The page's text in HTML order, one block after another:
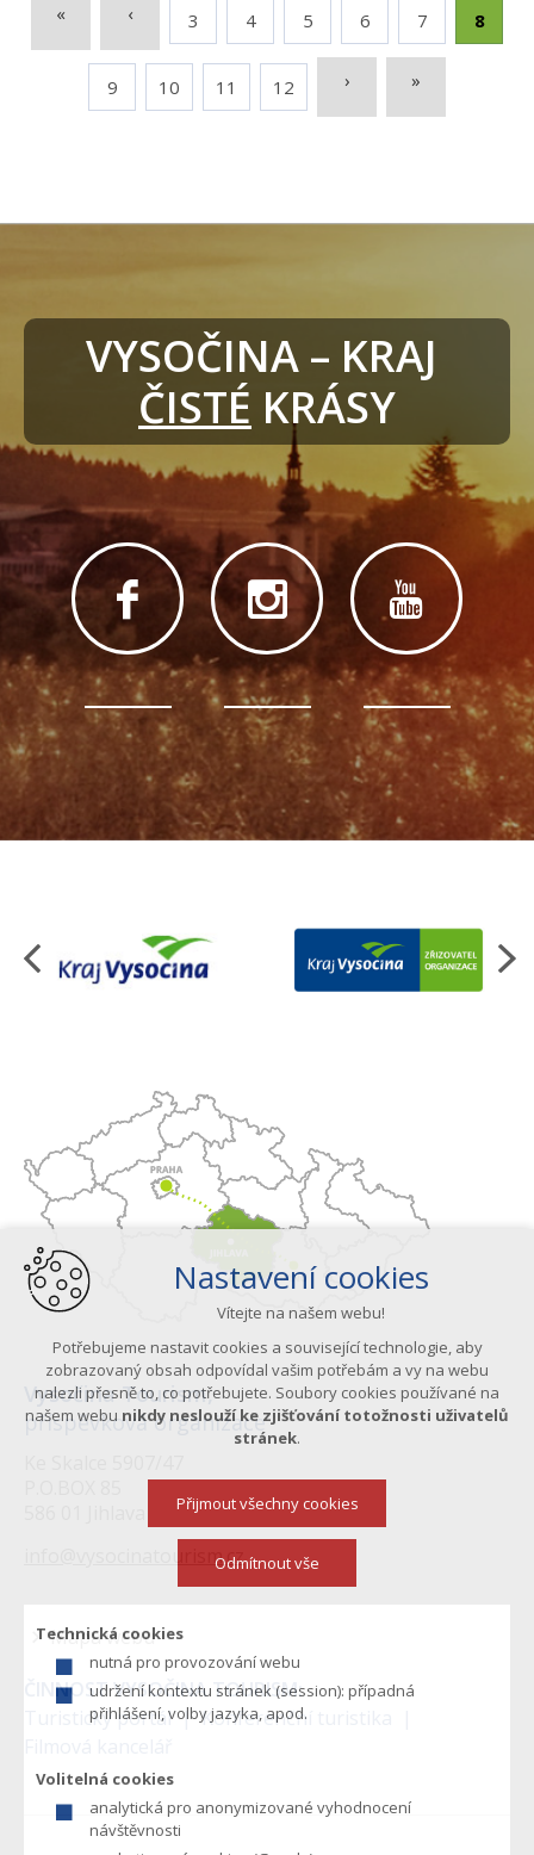
« ‹ 3 4 5 6 7 8
9 10 11 12 › »
VYSOČINA – KRAJ
ČISTÉ KRÁSY
ČINNOST VYSOČINA TOURISM:
Turistický portál
Konferenční turistika
Vysočina Tourism,
příspěvková organizace
info@vysocinatourism.cz
Menu
zápatí
Mapa webu
Nastavení cookies
Vítejte na našem webu!
Potřebujeme nastavit cookies a související technologie, aby
zobrazovaný obsah odpovídal vašim potřebám a vy na webu
nalezli přesně to, co potřebujete. Soubory cookies používané na
našem webu nikdy neslouží ke zjišťování totožnosti uživatelů
stránek.
Technická cookies
nutná pro provozování webu
udržení kontextu stránek (session): případná
přihlášení, volby jazyka, apod.
Volitelná cookies
analytická pro anonymizované vyhodnocení
návštěvnosti
Přijmout všechny cookies
Odmítnout vše